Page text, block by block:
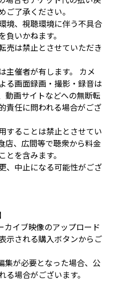
ご了承ください。
境、視聴環境に伴う不具合
いかねます。
売は禁止とさせていただき
催者が有します。 カメ
る画面録画・撮影・録音は
動画サイトなどへの無断転
責任に問われる場合がござ
することは禁止とさせてい
店、広間等で聴衆から料金
を含みます。
、中止になる可能性がござ
イブ映像のアップロード
示される購入ボタンからご
が必要となった場合、公
場合がございます。